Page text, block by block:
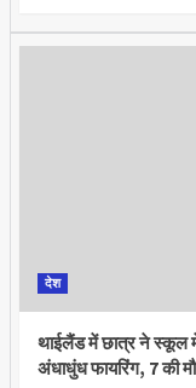
देश
थाईलैंड में छात्र ने स्कूल
अंधाधुंध फायरिंग, 7 की